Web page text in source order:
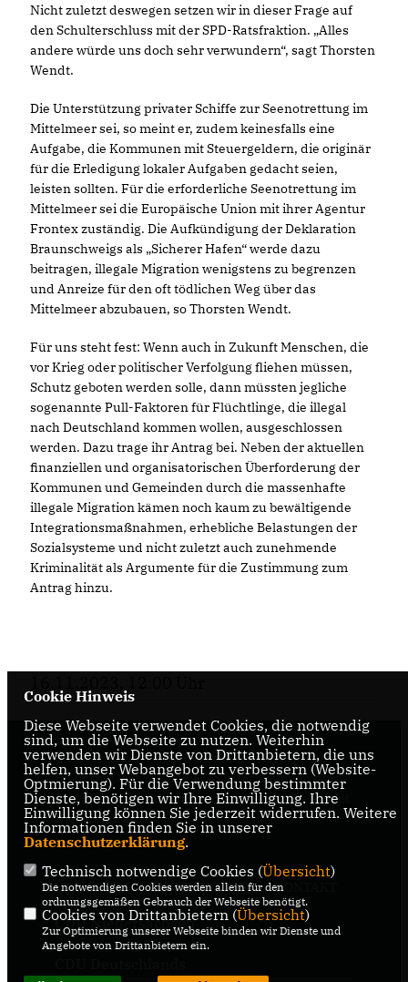
Nicht zuletzt deswegen setzen wir in dieser Frage auf
den Schulterschluss mit der SPD-Ratsfraktion. „Alles
andere würde uns doch sehr verwundern“, sagt Thorsten
Wendt.
Die Unterstützung privater Schiffe zur Seenotrettung im
Mittelmeer sei, so meint er, zudem keinesfalls eine
Aufgabe, die Kommunen mit Steuergeldern, die originär
für die Erledigung lokaler Aufgaben gedacht seien,
leisten sollten. Für die erforderliche Seenotrettung im
Mittelmeer sei die Europäische Union mit ihrer Agentur
Frontex zuständig. Die Aufkündigung der Deklaration
Braunschweigs als „Sicherer Hafen“ werde dazu
beitragen, illegale Migration wenigstens zu begrenzen
und Anreize für den oft tödlichen Weg über das
Mittelmeer abzubauen, so Thorsten Wendt.
Für uns steht fest: Wenn auch in Zukunft Menschen, die
vor Krieg oder politischer Verfolgung fliehen müssen,
Schutz geboten werden solle, dann müssten jegliche
sogenannte Pull-Faktoren für Flüchtlinge, die illegal
nach Deutschland kommen wollen, ausgeschlossen
werden. Dazu trage ihr Antrag bei. Neben der aktuellen
finanziellen und organisatorischen Überforderung der
Kommunen und Gemeinden durch die massenhafte
illegale Migration kämen noch kaum zu bewältigende
Integrationsmaßnahmen, erhebliche Belastungen der
Sozialsysteme und nicht zuletzt auch zunehmende
Kriminalität als Argumente für die Zustimmung zum
Antrag hinzu.
Internetseite der CDU-Fraktion im Rat der Stadt
Braunschweig, mit aktuellen Informationen rund
um die Kommunalpolitik in der zweitgrößten Stadt
Niedersachsens.
IMPRESSUM DATENSCHUTZ KONTAKT
CDU Niedersachsen
Cookie Hinweis
Diese Webseite verwendet Cookies, die notwendig
sind, um die Webseite zu nutzen. Weiterhin
verwenden wir Dienste von Drittanbietern, die uns
helfen, unser Webangebot zu verbessern (Website-
Optmierung). Für die Verwendung bestimmter
Dienste, benötigen wir Ihre Einwilligung. Ihre
Einwilligung können Sie jederzeit widerrufen. Weitere
Informationen finden Sie in unserer
Datenschutzerklärung.
Technisch notwendige Cookies (Übersicht)
Die notwendigen Cookies werden allein für den
ordnungsgemäßen Gebrauch der Webseite benötigt.
Cookies von Drittanbietern (Übersicht)
Zur Optimierung unserer Webseite binden wir Dienste und
Angebote von Drittanbietern ein.